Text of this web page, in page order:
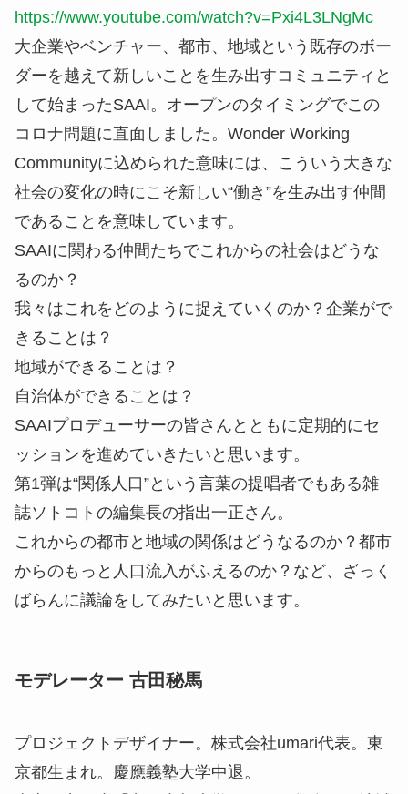
https://www.youtube.com/watch?v=Pxi4L3LNgMc
大企業やベンチャー、都市、地域という既存のボー
ダーを越えて新しいことを生み出すコミュニティと
して始まったSAAI。オープンのタイミングでこの
コロナ問題に直面しました。Wonder Working
Communityに込められた意味には、こういう大きな
社会の変化の時にこそ新しい“働き”を生み出す仲間
であることを意味しています。
SAAIに関わる仲間たちでこれからの社会はどうな
るのか？
我々はこれをどのように捉えていくのか？企業がで
きることは？
地域ができることは？
自治体ができることは？
SAAIプロデューサーの皆さんとともに定期的にセ
ッションを進めていきたいと思います。
第1弾は“関係人口”という言葉の提唱者でもある雑
誌ソトコトの編集長の指出一正さん。
これからの都市と地域の関係はどうなるのか？都市
からのもっと人口流入がふえるのか？など、ざっく
ばらんに議論をしてみたいと思います。
モデレーター 古田秘馬
プロジェクトデザイナー。株式会社umari代表。東
京都生まれ。慶應義塾大学中退。